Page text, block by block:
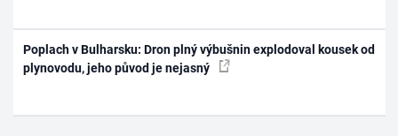
Poplach v Bulharsku: Dron plný výbušnin explodoval kousek od
plynovodu, jeho původ je nejasný